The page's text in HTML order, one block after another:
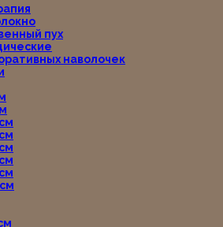
пух
наволочек